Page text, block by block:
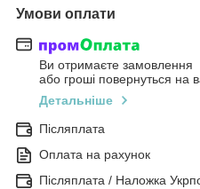
Умови оплати
Ви отримаєте замовлення
або гроші повернуться на
Детальніше
Післяплата
Оплата на рахунок
Післяплата / Наложка